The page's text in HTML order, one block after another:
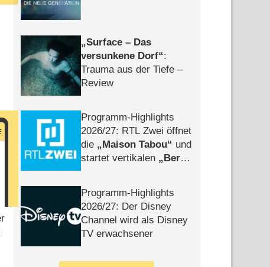
Surface – Das
versunkene Dorf :
Trauma aus der Tiefe –
Review
Programm-Highlights
2026/​27: RTL Zwei öffnet
die
Maison Tabou
und
startet vertikalen
Berlin
Programm-Highlights
2026/​27: Der Disney
Channel wird als Disney
TV erwachsener